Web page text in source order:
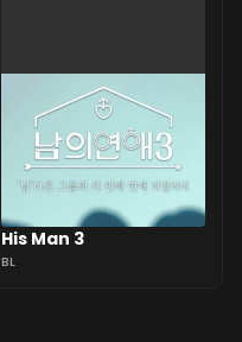
His Man 3
BL